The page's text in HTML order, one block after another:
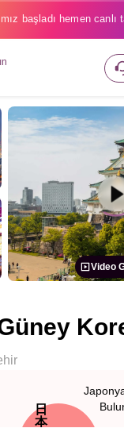
başladı hemen canlı
Video
日
本